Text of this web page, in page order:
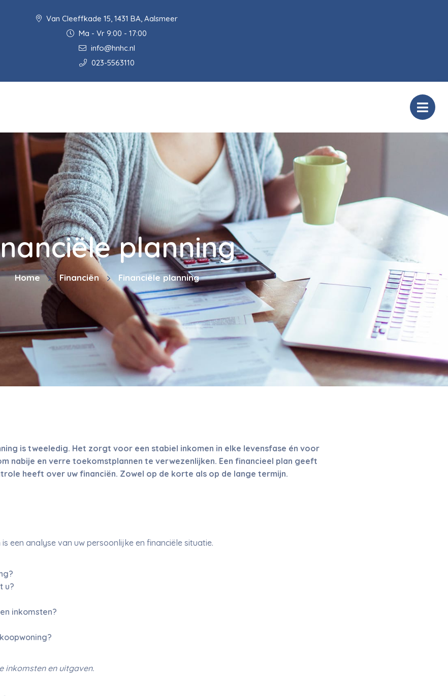
Van Cleeffkade 15, 1431 BA, Aalsmeer
Ma - Vr 9:00 - 17:00
info@hnhc.nl
023-5563110
planning
Home Financiën Financiële planning
is tweeledig. Het zorgt voor een stabiel inkomen in elke levensfase én voor
nabije en verre toekomstplannen te verwezenlijken. Een financieel plan geeft
heeft over uw financiën. Zowel op de korte als op de lange termijn.
een analyse van uw persoonlijke en financiële situatie.
u?
inkomsten?
inkomsten en uitgaven.